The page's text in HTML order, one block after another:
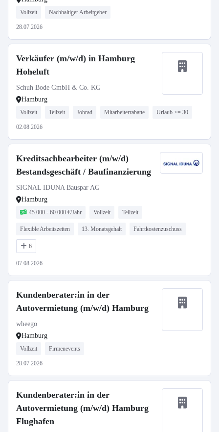
Vollzeit Nachhaltiger Arbeitgeber
28.07.2026
Verkäufer (m/w/d) in Hamburg
Hoheluft
Schuh Bode GmbH & Co. KG
Hamburg
Vollzeit Teilzeit Jobrad Mitarbeiterrabatte Urlaub >= 30
02.08.2026
Kreditsachbearbeiter (m/w/d)
Bestandsgeschäft / Baufinanzierung
SIGNAL IDUNA Bauspar AG
Hamburg
45.000 - 60.000 €/Jahr Vollzeit Teilzeit
Flexible Arbeitszeiten 13. Monatsgehalt Fahrtkostenzuschuss
6
07.08.2026
Kundenberater:in in der
Autovermietung (m/w/d) Hamburg
wheego
Hamburg
Vollzeit Firmenevents
28.07.2026
Kundenberater:in in der
Autovermietung (m/w/d) Hamburg
Flughafen